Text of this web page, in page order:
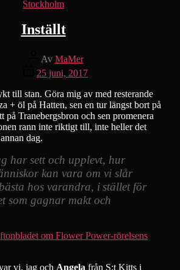
Kategorier
Stockholm
Inställt
Inläggsförfattare
Av MaMer
Inläggsdatum
25 juni, 2017
till stan. Göra mig av med resterande
+ öl på Hatten, sen en tur längst bort på
på Tranebergsbron och sen promenera
rann inte riktigt till, inte heller det
dag.
har sett och upplevt, hur
kan vara om vi slår
hos varandra, i stället för
som gagnar makt och
om Flower Power-rörelsens
vi, jag och Angela från S:t Kitts i